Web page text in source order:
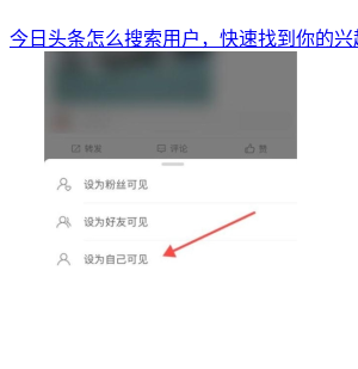
今日头条怎么搜索用户，快速找到你的兴